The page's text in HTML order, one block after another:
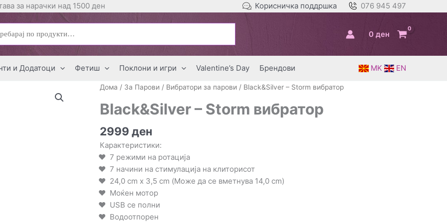
за нарачки над 1500 ден Корисничка поддршка 076 945 497
0 ден
и Додатоци Фетиш Поклони и игри Valentine’s Day Брендови MK EN
Дома / За Парови / Вибратори за парови / Black&Silver – Storm вибратор
Black&Silver – Storm вибратор
2999 ден
Карактеристики:
7 режими на ротација
7 начини на стимулација на клиторисот
24,0 cm x 3,5 cm (Може да се вметнува 14,0 cm)
Моќен мотор
USB се полни
Водоотпорен